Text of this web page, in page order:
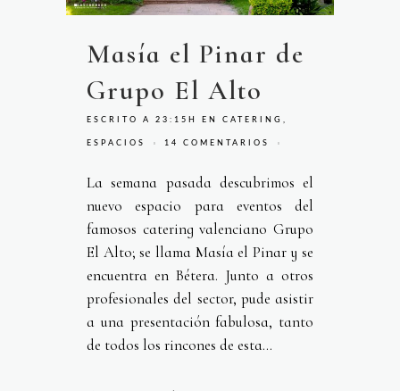
Masía el Pinar de
Grupo El Alto
ESCRITO A 23:15H EN CATERING ,
ESPACIOS 14 COMENTARIOS
La semana pasada descubrimos el
nuevo espacio para eventos del
famosos catering valenciano Grupo
El Alto; se llama Masía el Pinar y se
encuentra en Bétera. Junto a otros
profesionales del sector, pude asistir
a una presentación fabulosa, tanto
de todos los rincones de esta...